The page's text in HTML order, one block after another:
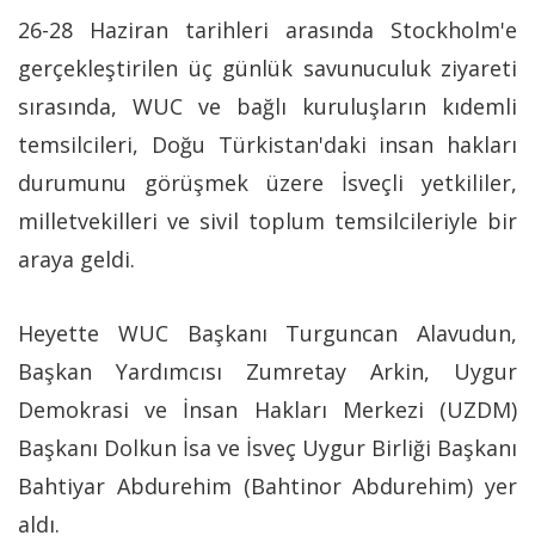
26-28 Haziran tarihleri arasında Stockholm'e
gerçekleştirilen üç günlük savunuculuk ziyareti
sırasında, WUC ve bağlı kuruluşların kıdemli
temsilcileri, Doğu Türkistan'daki insan hakları
durumunu görüşmek üzere İsveçli yetkililer,
milletvekilleri ve sivil toplum temsilcileriyle bir
araya geldi.
Heyette WUC Başkanı Turguncan Alavudun,
Başkan Yardımcısı Zumretay Arkin, Uygur
Demokrasi ve İnsan Hakları Merkezi (UZDM)
Başkanı Dolkun İsa ve İsveç Uygur Birliği Başkanı
Bahtiyar Abdurehim (Bahtinor Abdurehim) yer
aldı.